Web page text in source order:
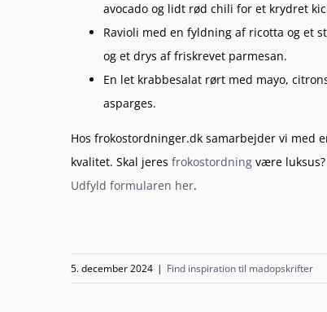
avocado og lidt rød chili for et krydret
Ravioli med en fyldning af ricotta og et
og et drys af friskrevet parmesan.
En let krabbesalat rørt med mayo,
asparges.
Hos frokostordninger.dk samarbejder vi med
kvalitet. Skal jeres frokostordning være
Udfyld formularen her.
5. december 2024 | Find inspiration til madopskrifter